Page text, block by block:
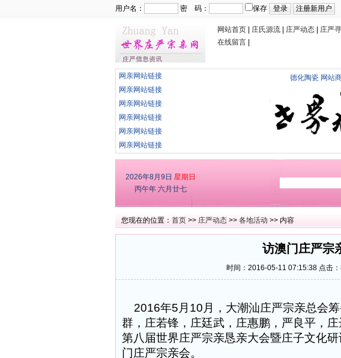
用户名： 密 码： 保存
网站首页 庄氏源流 庄严动态 庄严
在线留言
网亲网站链接
网亲网站链接
网亲网站链接
网亲网站链接
网亲网站链接
网亲网站链接
德化陶瓷 网站
2026年8月9日 星期日
丙午年 六月廿七
您现在的位置： 首页 >> 庄严动态 >> 各地活动 >> 内容
访澳门庄严宗
时间：2016-05-11 07:15:38 点击：
2016年5月10月，大潮汕庄严宗亲总会
群，庄若锋，庄廷武，庄惠鹏，严良平，
第八届世界庄严宗亲恳亲大会暨庄子文化
门庄严宗亲会。